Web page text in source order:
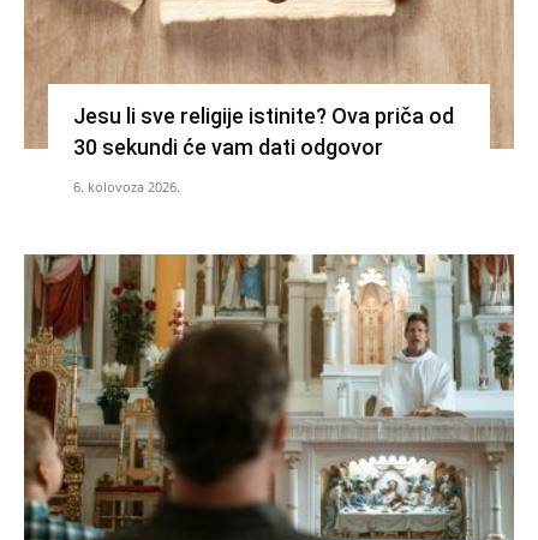
Jesu li sve religije istinite? Ova priča od
30 sekundi će vam dati odgovor
6. kolovoza 2026.